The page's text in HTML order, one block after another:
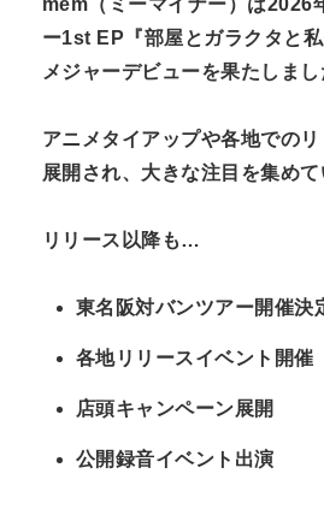
mem（ミーマイナー）は2026
ー1st EP『部屋とガラクタと私
メジャーデビューを果たしまし
アニメタイアップや各地での
展開され、大きな注目を集めて
リリース以降も…
東名阪対バンツアー開催決
各地リリースイベント開催
店頭キャンペーン展開
公開録音イベント出演